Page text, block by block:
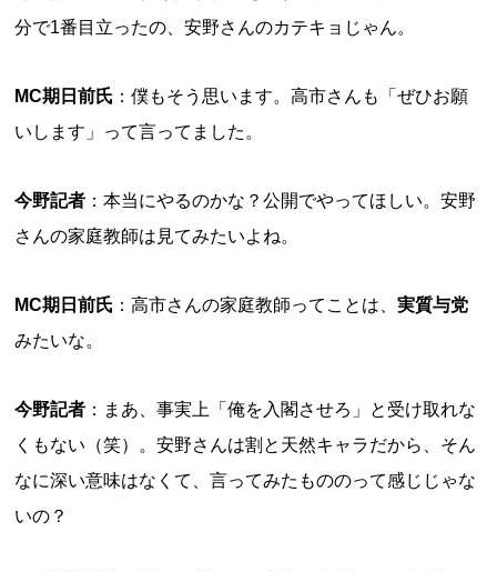
分で1番目立ったの、安野さんのカテキョじゃん。
MC期日前氏 ：僕もそう思います。高市さんも「ぜひお願
いします」って言ってました。
今野記者 ：本当にやるのかな？公開でやってほしい。安野
さんの家庭教師は見てみたいよね。
MC期日前氏 ：高市さんの家庭教師ってことは、実質与党
みたいな。
今野記者 ：まあ、事実上「俺を入閣させろ」と受け取れな
くもない（笑）。安野さんは割と天然キャラだから、そん
なに深い意味はなくて、言ってみたもののって感じじゃな
いの？